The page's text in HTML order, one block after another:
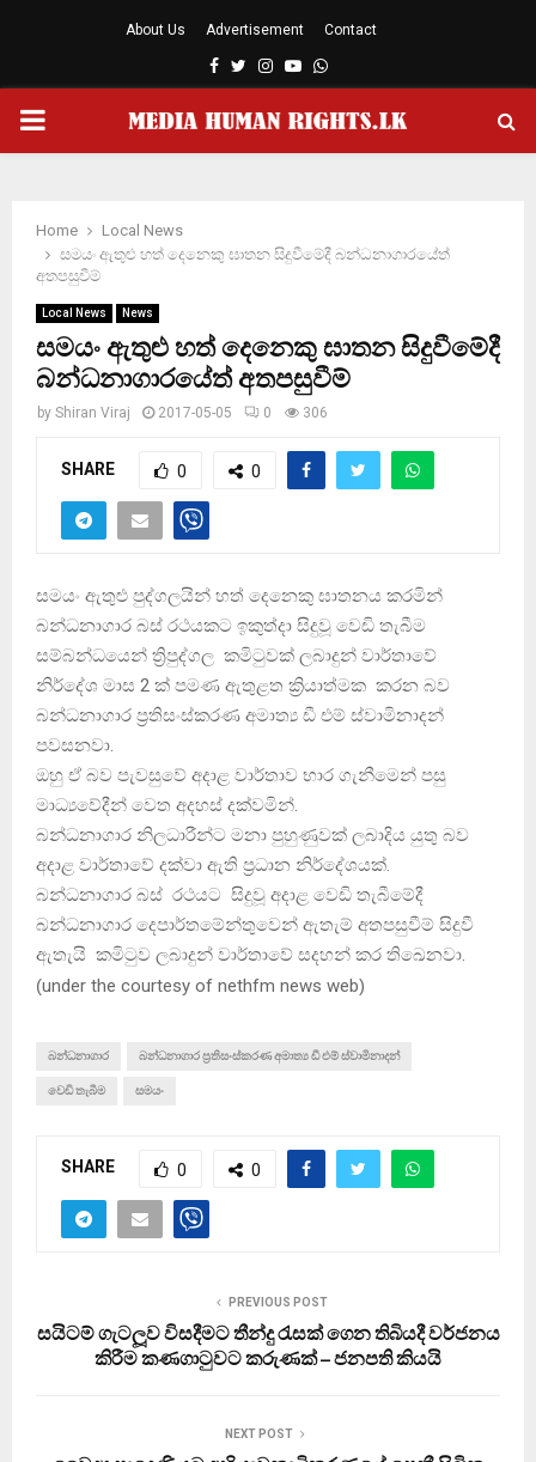
About Us Advertisement Contact
Facebook
TwitterInstagram
YoutubeWhatsapp
PRIMARY
Home
Local News
සමයං ඇතුළු හත් දෙනෙකු ඝාතන සිදුවීමේදී බන්ධනාගාරයේත්
අතපසුවීම්
Local News News
සමයං ඇතුළු හත් දෙනෙකු ඝාතන සිදුවීමේදී
බන්ධනාගාරයේත් අතපසුවීම්
by Shiran Viraj 2017-05-05 0 306
SHARE 0 0
සමයං ඇතුළු පුද්ගලයින් හත් දෙනෙකු ඝාතනය කරමින්
බන්ධනාගාර බස් රථයකට ඉකුත්දා සිදුවූ වෙඩි තැබීම
සම්බන්ධයෙන් ත්‍රිපුද්ගල කමිටුවක් ලබාදුන් වාර්තාවේ
නිර්දේශ මාස 2 ක් පමණ ඇතුළත ක්‍රියාත්මක කරන බව
බන්ධනාගාර ප්‍රතිසංස්කරණ අමාත්‍ය ඩී එම් ස්වාමිනාදන්
පවසනවා.
ඔහු ඒ බව පැවසුවේ අදාළ වාර්තාව භාර ගැනීමෙන් පසු
මාධ්‍යවේදීන් වෙත අදහස් දක්වමින්.
බන්ධනාගාර නිලධාරීන්ට මනා පුහුණුවක් ලබාදිය යුතු බව
අදාළ වාර්තාවේ දක්වා ඇති ප්‍රධාන නිර්දේශයක්.
බන්ධනාගාර බස් රථයට සිදුවූ අදාළ වෙඩි තැබීමේදී
බන්ධනාගාර දෙපාර්තමේන්තුවෙන් ඇතැම් අතපසුවීම් සිදුවී
ඇතැයි කමිටුව ලබාදුන් වාර්තාවේ සදහන් කර තිඛෙනවා.
(under the courtesy of nethfm news web)
බන්ධනාගාර බන්ධනාගාර ප්‍රතිසංස්කරණ අමාත්‍ය ඩී එම් ස්වාමිනාදන්
වෙඩි තැබීම සමයං
SHARE 0 0
PREVIOUS POST
සයිටම් ගැටලූව විසදීමට තීන්දු රැසක් ගෙන තිබියදී වර්ජනය
කිරීම කණගාටුවට කරුණක් – ජනපති කියයි
NEXT POST